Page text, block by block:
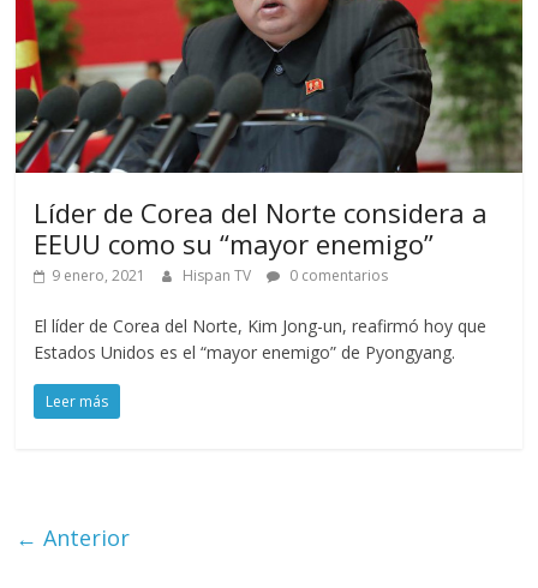
Líder de Corea del Norte considera a
EEUU como su “mayor enemigo”
9 enero, 2021 Hispan TV 0 comentarios
El líder de Corea del Norte, Kim Jong-un, reafirmó hoy que
Estados Unidos es el “mayor enemigo” de Pyongyang.
Leer más
← Anterior